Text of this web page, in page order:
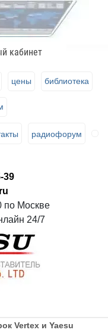
кабинет
цены библиотека
радиофорум
39
по Москве
24/7
Vertex и Yaesu